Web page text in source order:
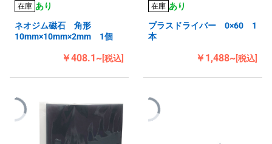
在庫 あり
ネオジム磁石 角形
10mm×10mm×2mm 1個
￥408.1~[税込]
在庫 あり
プラスドライバー 0×60 1
本
￥1,488~[税込]